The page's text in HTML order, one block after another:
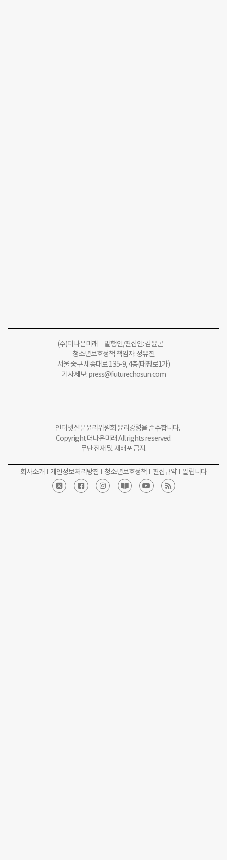
(주)더나은미래 발행인/편집인: 김윤곤
청소년보호정책 책임자: 정유진
서울 중구 세종대로 135-9, 4층(태평로1가)
기사제보:press@futurechosun.com
개인정보처리방침 청소년보호정책 편집규약